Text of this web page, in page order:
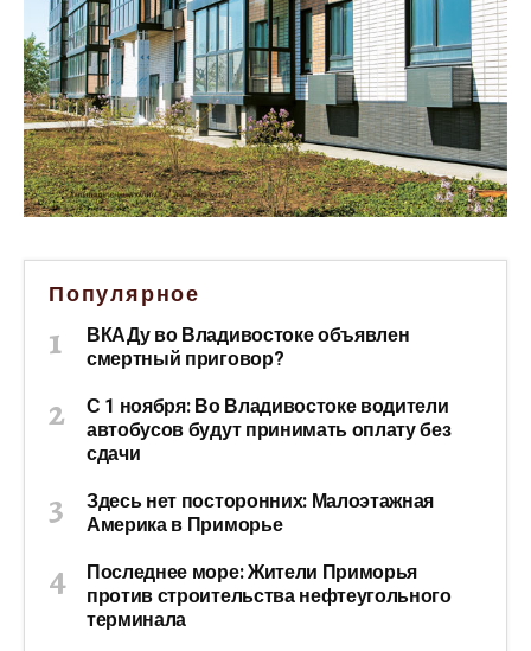
Популярное
ВКАДу во Владивостоке объявлен
смертный приговор?
С 1 ноября: Во Владивостоке водители
автобусов будут принимать оплату без
сдачи
Здесь нет посторонних: Малоэтажная
Америка в Приморье
Последнее море: Жители Приморья
против строительства нефтеугольного
терминала